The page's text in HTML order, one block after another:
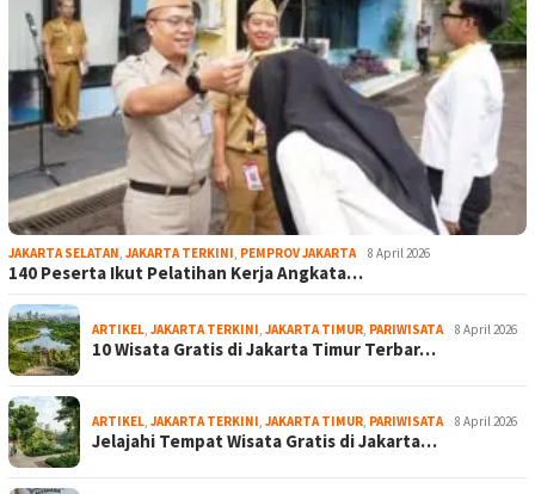
JAKARTA SELATAN, JAKARTA TERKINI, PEMPROV JAKARTA 8 April 2026
140 Peserta Ikut Pelatihan Kerja Angkata…
ARTIKEL, JAKARTA TERKINI, JAKARTA TIMUR, PARIWISATA 8 April 2026
10 Wisata Gratis di Jakarta Timur Terbar…
ARTIKEL, JAKARTA TERKINI, JAKARTA TIMUR, PARIWISATA 8 April 2026
Jelajahi Tempat Wisata Gratis di Jakarta…